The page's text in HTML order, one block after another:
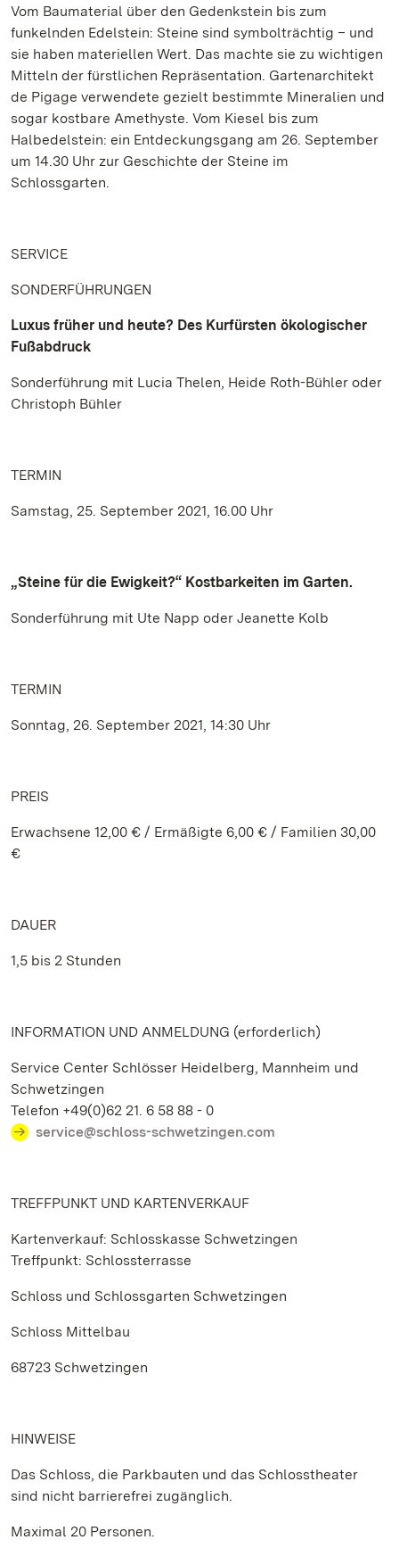
Vom Baumaterial über den Gedenkstein bis zum
funkelnden Edelstein: Steine sind symbolträchtig – und
sie haben materiellen Wert. Das machte sie zu wichtigen
Mitteln der fürstlichen Repräsentation. Gartenarchitekt
de Pigage verwendete gezielt bestimmte Mineralien und
sogar kostbare Amethyste. Vom Kiesel bis zum
Halbedelstein: ein Entdeckungsgang am 26. September
um 14.30 Uhr zur Geschichte der Steine im
Schlossgarten.
SERVICE
SONDERFÜHRUNGEN
Luxus früher und heute? Des Kurfürsten ökologischer
Fußabdruck
Sonderführung mit Lucia Thelen, Heide Roth-Bühler oder
Christoph Bühler
TERMIN
Samstag, 25. September 2021, 16.00 Uhr
„Steine für die Ewigkeit?“ Kostbarkeiten im Garten.
Sonderführung mit Ute Napp oder Jeanette Kolb
TERMIN
Sonntag, 26. September 2021, 14:30 Uhr
PREIS
Erwachsene 12,00 € / Ermäßigte 6,00 € / Familien 30,00
€
DAUER
1,5 bis 2 Stunden
INFORMATION UND ANMELDUNG (erforderlich)
Service Center Schlösser Heidelberg, Mannheim und
Schwetzingen
Telefon +49(0)62 21. 6 58 88 - 0
service@schloss-schwetzingen.com
TREFFPUNKT UND KARTENVERKAUF
Kartenverkauf: Schlosskasse Schwetzingen
Treffpunkt: Schlossterrasse
Schloss und Schlossgarten Schwetzingen
Schloss Mittelbau
68723 Schwetzingen
HINWEISE
Das Schloss, die Parkbauten und das Schlosstheater
sind nicht barrierefrei zugänglich.
Maximal 20 Personen.